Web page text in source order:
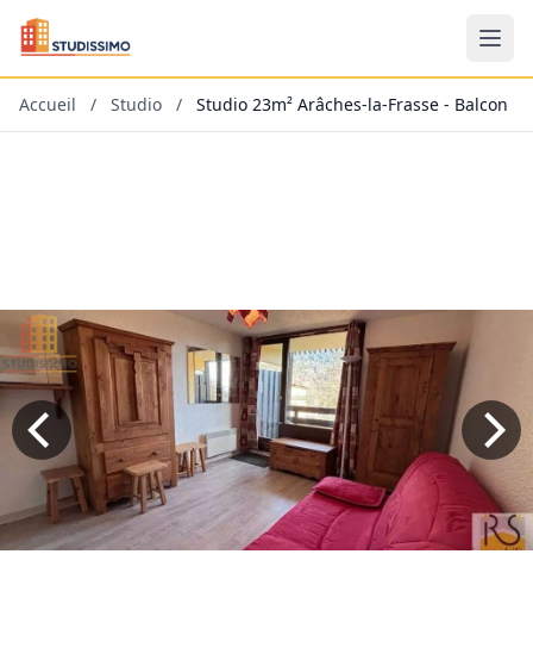
Accueil / Studio / Studio 23m² Arâches-la-Frasse - Balcon